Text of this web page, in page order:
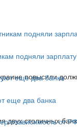
подняли зарплату
повысили
еще два банка
двух столичных